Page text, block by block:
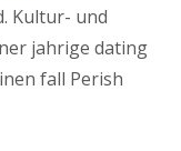
Kultur- und
jahrige dating
fall Perish